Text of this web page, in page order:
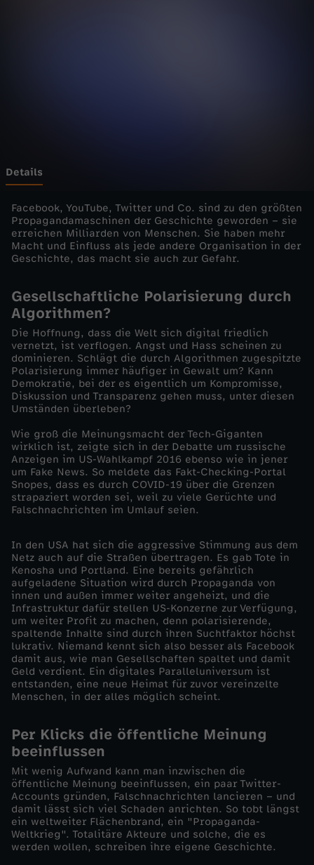
e
n
-
e
h
e
i
m
e
M
ä
c
h
t
e
e
g
i
e
Details
Facebook, YouTube, Twitter und Co. sind zu den größten
Propagandamaschinen der Geschichte geworden – sie
erreichen Milliarden von Menschen. Sie haben mehr
Macht und Einfluss als jede andere Organisation in der
Geschichte, das macht sie auch zur Gefahr.
Gesellschaftliche Polarisierung durch
Algorithmen?
Die Hoffnung, dass die Welt sich digital friedlich
vernetzt, ist verflogen. Angst und Hass scheinen zu
dominieren. Schlägt die durch Algorithmen zugespitzte
Polarisierung immer häufiger in Gewalt um? Kann
Demokratie, bei der es eigentlich um Kompromisse,
Diskussion und Transparenz gehen muss, unter diesen
Umständen überleben?
Wie groß die Meinungsmacht der Tech-Giganten
wirklich ist, zeigte sich in der Debatte um russische
Anzeigen im US-Wahlkampf 2016 ebenso wie in jener
um Fake News. So meldete das Fakt-Checking-Portal
Snopes, dass es durch COVID-19 über die Grenzen
strapaziert worden sei, weil zu viele Gerüchte und
Falschnachrichten im Umlauf seien.
In den USA hat sich die aggressive Stimmung aus dem
Netz auch auf die Straßen übertragen. Es gab Tote in
Kenosha und Portland. Eine bereits gefährlich
aufgeladene Situation wird durch Propaganda von
innen und außen immer weiter angeheizt, und die
Infrastruktur dafür stellen US-Konzerne zur Verfügung,
um weiter Profit zu machen, denn polarisierende,
spaltende Inhalte sind durch ihren Suchtfaktor höchst
lukrativ. Niemand kennt sich also besser als Facebook
damit aus, wie man Gesellschaften spaltet und damit
Geld verdient. Ein digitales Paralleluniversum ist
entstanden, eine neue Heimat für zuvor vereinzelte
Menschen, in der alles möglich scheint.
Per Klicks die öffentliche Meinung
beeinflussen
Mit wenig Aufwand kann man inzwischen die
öffentliche Meinung beeinflussen, ein paar Twitter-
Accounts gründen, Falschnachrichten lancieren – und
damit lässt sich viel Schaden anrichten. So tobt längst
ein weltweiter Flächenbrand, ein "Propaganda-
Weltkrieg". Totalitäre Akteure und solche, die es
werden wollen, schreiben ihre eigene Geschichte.